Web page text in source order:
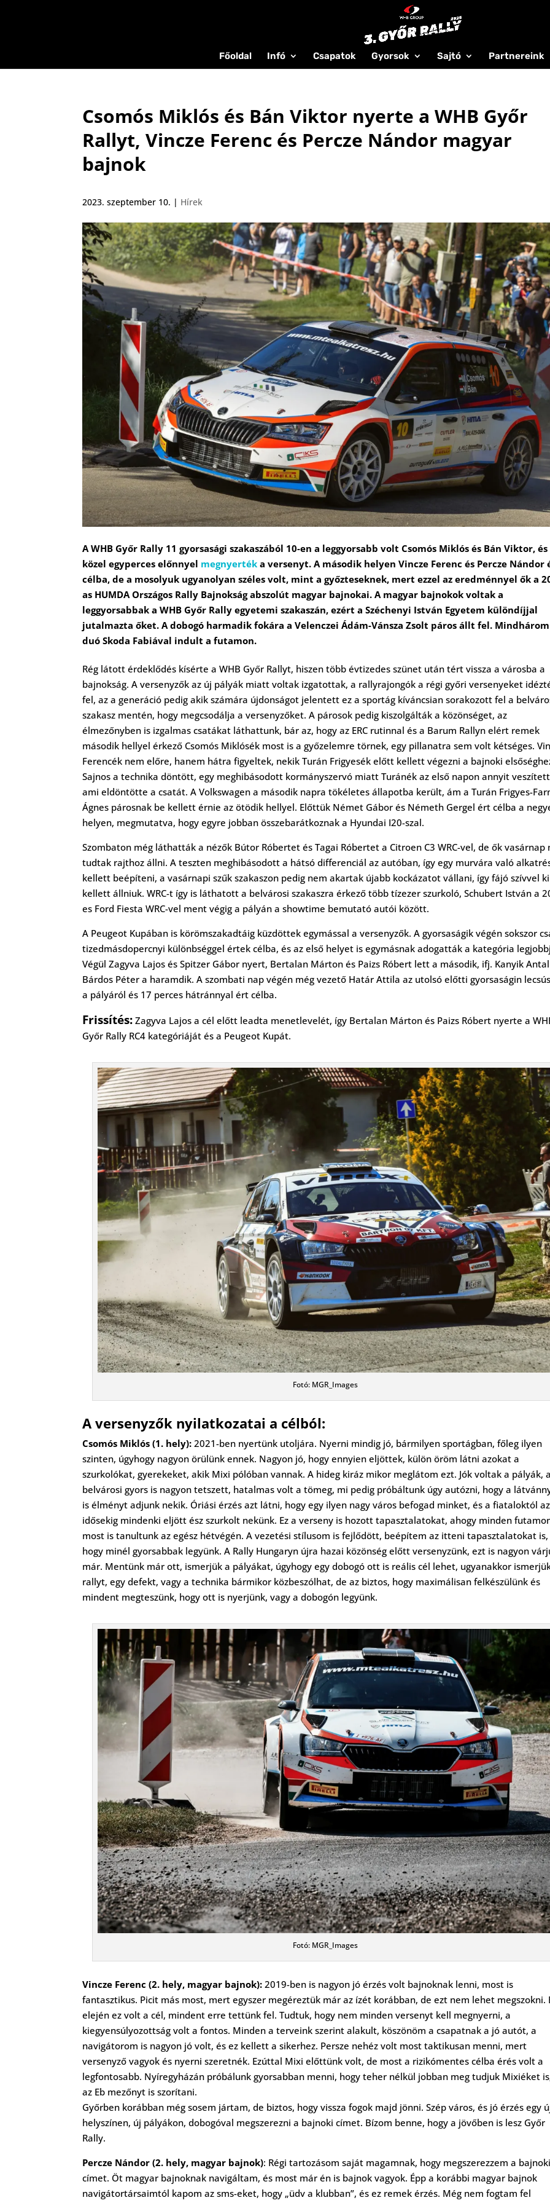
Főoldal Infó Csapatok Gyorsok Sajtó Partnereink
Csomós Miklós és Bán Viktor nyerte a WHB Győr
Rallyt, Vincze Ferenc és Percze Nándor magyar
bajnok
2023. szeptember 10. | Hírek
A WHB Győr Rally 11 gyorsasági szakaszából 10-en a leggyorsabb volt Csomós Miklós és Bán Viktor, és
közel egyperces előnnyel megnyerték a versenyt. A második helyen Vincze Ferenc és Percze Nándor
célba, de a mosolyuk ugyanolyan széles volt, mint a győzteseknek, mert ezzel az eredménnyel ők a
as HUMDA Országos Rally Bajnokság abszolút magyar bajnokai. A magyar bajnokok voltak a
leggyorsabbak a WHB Győr Rally egyetemi szakaszán, ezért a Széchenyi István Egyetem különdíjjal
jutalmazta őket. A dobogó harmadik fokára a Velenczei Ádám-Vánsza Zsolt páros állt fel. Mindhárom
duó Skoda Fabiával indult a futamon.
Rég látott érdeklődés kísérte a WHB Győr Rallyt, hiszen több évtizedes szünet után tért vissza a városba a
bajnokság. A versenyzők az új pályák miatt voltak izgatottak, a rallyrajongók a régi győri versenyeket
fel, az a generáció pedig akik számára újdonságot jelentett ez a sportág kíváncsian sorakozott fel a
szakasz mentén, hogy megcsodálja a versenyzőket. A párosok pedig kiszolgálták a közönséget, az
élmezőnyben is izgalmas csatákat láthattunk, bár az, hogy az ERC rutinnal és a Barum Rallyn elért remek
második hellyel érkező Csomós Miklósék most is a győzelemre törnek, egy pillanatra sem volt kétséges.
Ferencék nem előre, hanem hátra figyeltek, nekik Turán Frigyesék előtt kellett végezni a bajnoki
Sajnos a technika döntött, egy meghibásodott kormányszervó miatt Turánék az első napon annyit
ami eldöntötte a csatát. A Volkswagen a második napra tökéletes állapotba került, ám a Turán Frigyes-
Ágnes párosnak be kellett érnie az ötödik hellyel. Előttük Német Gábor és Németh Gergel ért célba a
helyen, megmutatva, hogy egyre jobban összebarátkoznak a Hyundai I20-szal.
Szombaton még láthatták a nézők Bútor Róbertet és Tagai Róbertet a Citroen C3 WRC-vel, de ők vasárnap
tudtak rajthoz állni. A teszten meghibásodott a hátsó differenciál az autóban, így egy murvára való
kellett beépíteni, a vasárnapi szűk szakaszon pedig nem akartak újabb kockázatot vállani, így fájó szívvel ki
kellett állniuk. WRC-t így is láthatott a belvárosi szakaszra érkező több tízezer szurkoló, Schubert István a
es Ford Fiesta WRC-vel ment végig a pályán a showtime bemutató autói között.
A Peugeot Kupában is körömszakadtáig küzdöttek egymással a versenyzők. A gyorsaságik végén sokszor
tizedmásdopercnyi különbséggel értek célba, és az első helyet is egymásnak adogatták a kategória
Végül Zagyva Lajos és Spitzer Gábor nyert, Bertalan Márton és Paizs Róbert lett a második, ifj. Kanyik
Bárdos Péter a haramdik. A szombati nap végén még vezető Határ Attila az utolsó előtti gyorsaságin
a pályáról és 17 perces hátránnyal ért célba.
Frissítés: Zagyva Lajos a cél előtt leadta menetlevelét, így Bertalan Márton és Paizs Róbert nyerte a
Győr Rally RC4 kategóriáját és a Peugeot Kupát.
Fotó: MGR_Images
A versenyzők nyilatkozatai a célból:
Csomós Miklós (1. hely): 2021-ben nyertünk utoljára. Nyerni mindig jó, bármilyen sportágban, főleg ilyen
szinten, úgyhogy nagyon örülünk ennek. Nagyon jó, hogy ennyien eljöttek, külön öröm látni azokat a
szurkolókat, gyerekeket, akik Mixi pólóban vannak. A hideg kiráz mikor meglátom ezt. Jók voltak a pályák, a
belvárosi gyors is nagyon tetszett, hatalmas volt a tömeg, mi pedig próbáltunk úgy autózni, hogy a
is élményt adjunk nekik. Óriási érzés azt látni, hogy egy ilyen nagy város befogad minket, és a fiataloktól az
idősekig mindenki eljött ész szurkolt nekünk. Ez a verseny is hozott tapasztalatokat, ahogy minden
most is tanultunk az egész hétvégén. A vezetési stílusom is fejlődött, beépítem az itteni tapasztalatokat is,
hogy minél gyorsabbak legyünk. A Rally Hungaryn újra hazai közönség előtt versenyzünk, ezt is nagyon
már. Mentünk már ott, ismerjük a pályákat, úgyhogy egy dobogó ott is reális cél lehet, ugyanakkor
rallyt, egy defekt, vagy a technika bármikor közbeszólhat, de az biztos, hogy maximálisan felkészülünk és
mindent megteszünk, hogy ott is nyerjünk, vagy a dobogón legyünk.
Fotó: MGR_Images
Vincze Ferenc (2. hely, magyar bajnok): 2019-ben is nagyon jó érzés volt bajnoknak lenni, most is
fantasztikus. Picit más most, mert egyszer megéreztük már az ízét korábban, de ezt nem lehet megszokni.
elején ez volt a cél, mindent erre tettünk fel. Tudtuk, hogy nem minden versenyt kell megnyerni, a
kiegyensúlyozottság volt a fontos. Minden a terveink szerint alakult, köszönöm a csapatnak a jó autót, a
navigátorom is nagyon jó volt, és ez kellett a sikerhez. Persze nehéz volt most taktikusan menni, mert
versenyző vagyok és nyerni szeretnék. Ezúttal Mixi előttünk volt, de most a rizikómentes célba érés volt a
legfontosabb. Nyíregyházán próbálunk gyorsabban menni, hogy teher nélkül jobban meg tudjuk Mixiéket
az Eb mezőnyt is szorítani.
Győrben korábban még sosem jártam, de biztos, hogy vissza fogok majd jönni. Szép város, és jó érzés egy
helyszínen, új pályákon, dobogóval megszerezni a bajnoki címet. Bízom benne, hogy a jövőben is lesz Győr
Rally.
Percze Nándor (2. hely, magyar bajnok): Régi tartozásom saját magamnak, hogy megszerezzem a bajnoki
címet. Öt magyar bajnoknak navigáltam, és most már én is bajnok vagyok. Épp a korábbi magyar bajnok
navigátortársaimtól kapom az sms-eket, hogy „üdv a klubban”, és ez remek érzés. Még nem fogtam fel